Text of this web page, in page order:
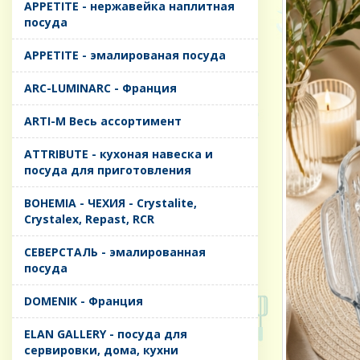
APPETITE - нержавейка наплитная
посуда
APPETITE - эмалированая посуда
ARC-LUMINARC - Франция
ARTI-M Весь ассортимент
ATTRIBUTE - кухоная навеска и
посуда для приготовления
BOHEMIA - ЧЕХИЯ - Crystalite,
Crystalex, Repast, RCR
CЕВЕРСТАЛЬ - эмалированная
посуда
DOMENIK - Франция
ELAN GALLERY - посуда для
сервировки, дома, кухни